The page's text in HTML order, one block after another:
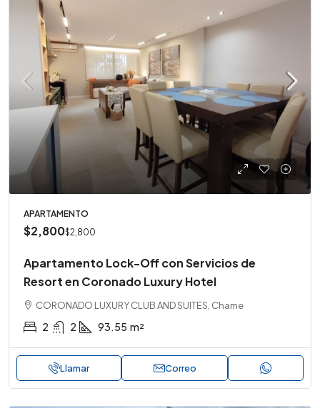
APARTAMENTO
$2,800$2,800
Apartamento Lock-Off con Servicios de
Resort en Coronado Luxury Hotel
CORONADO LUXURY CLUB AND SUITES, Chame
2 2 93.55 m²
Llamar Correo